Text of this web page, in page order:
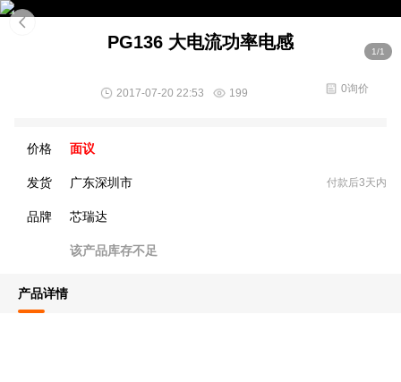
1/1
PG136 大电流功率电感
2017-07-20 22:53 199 0询价
价格 面议
发货 广东深圳市 付款后3天内
品牌 芯瑞达
该产品库存不足
产品详情